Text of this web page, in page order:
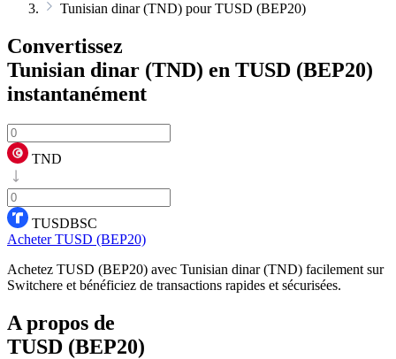
Tunisian dinar (TND) pour TUSD (BEP20)
Convertissez
Tunisian dinar (TND) en TUSD (BEP20)
instantanément
TND
TUSDBSC
Acheter TUSD (BEP20)
Achetez TUSD (BEP20) avec Tunisian dinar (TND) facilement sur
Switchere et bénéficiez de transactions rapides et sécurisées.
A propos de
TUSD (BEP20)